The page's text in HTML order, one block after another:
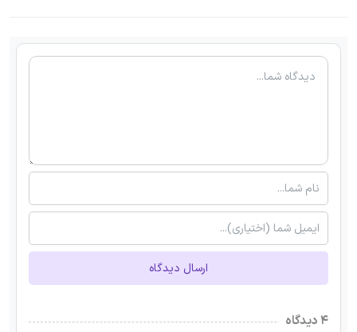
ارسال دیدگاه
۴ دیدگاه